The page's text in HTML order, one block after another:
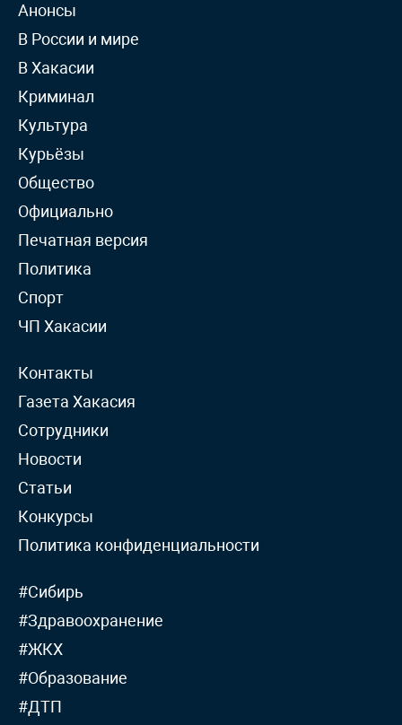
Анонсы
В России и мире
В Хакасии
Криминал
Культура
Курьёзы
Общество
Официально
Печатная версия
Политика
Спорт
ЧП Хакасии
Контакты
Газета Хакасия
Сотрудники
Новости
Статьи
Конкурсы
Политика конфиденциальности
#Сибирь
#Здравоохранение
#ЖКХ
#Образование
#ДТП